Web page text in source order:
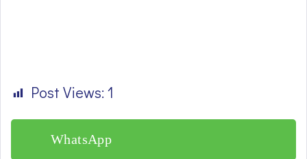
Post Views: 1
WhatsApp